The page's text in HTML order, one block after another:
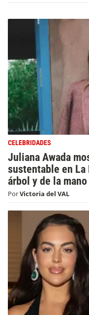
CELEBRIDADES
Juliana Awada
sustentable en
árbol y de la
PorVictoria del VAL